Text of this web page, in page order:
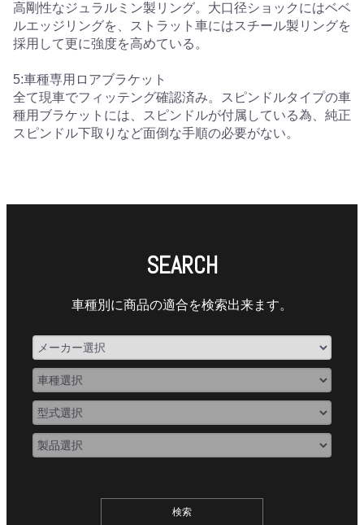
高剛性なジュラルミン製リング。大口径ショックにはベベ
ルエッジリングを、ストラット車にはスチール製リングを
採用して更に強度を高めている。
5:車種専用ロアブラケット
全て現車でフィッテング確認済み。スピンドルタイプの車
種用ブラケットには、スピンドルが付属している為、純正
スピンドル下取りなど面倒な手順の必要がない。
SEARCH
車種別に商品の適合を検索出来ます。